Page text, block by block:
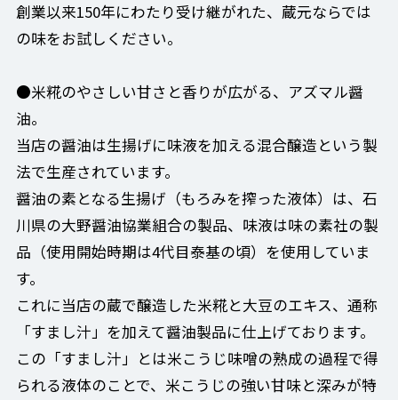
創業以来150年にわたり受け継がれた、蔵元ならでは
の味をお試しください。
●米糀のやさしい甘さと香りが広がる、アズマル醤
油。
当店の醤油は生揚げに味液を加える混合醸造という製
法で生産されています。
醤油の素となる生揚げ（もろみを搾った液体）は、石
川県の大野醤油協業組合の製品、味液は味の素社の製
品（使用開始時期は4代目泰基の頃）を使用していま
す。
これに当店の蔵で醸造した米糀と大豆のエキス、通称
「すまし汁」を加えて醤油製品に仕上げております。
この「すまし汁」とは米こうじ味噌の熟成の過程で得
られる液体のことで、米こうじの強い甘味と深みが特